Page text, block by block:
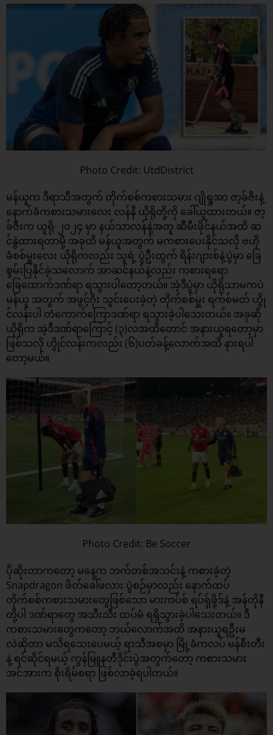
Photo Credit: UtdDistrict
မန်ယူက ဒီရာသီအတွက် တိုက်စစ်ကစားသမား ဂျိုရှုအာ ဇာ့ခ်ဇီးနဲ့
နောက်ခံကစားသမားလေး လန်နီ ယိုရိုတို့ကို ခေါ်ယူထားတယ်။ ဇာ့
ခ်ဇီးက ယူရို-၂၀၂၄ မှာ နယ်သာလန်နဲ့အတူ ဆီမီးဖိုင်နယ်အထိ ဆ
င်နွဲထားရတာမို့ အခုထိ မန်ယူအတွက် မကစားပေးနိုင်သလို ဗဟို
ခံစစ်မှူးလေး ယိုရိုကလည်း သူရဲ့ ပွဲဦးထွက် ရိန်းဂျားစ်နဲ့ပွဲမှာ ခြေ
စွမ်းပြနိုင်ခဲ့သလောက် အာဆင်နယ်နဲ့လည်း ကစားရရော
ခြေထောက်ဒဏ်ရာ ရသွားပါတော့တယ်။ အဲ့ဒီပွဲမှာ ယိုရိုသာမကပဲ
မန်ယူ အတွက် အဖွင့်ဂိုး သွင်းပေးခဲ့တဲ့ တိုက်စစ်မှူး ရက်စ်မတ် ဟွို
င်လန်းပါ တံကောက်ကြောဒဏ်ရာ ရသွားခဲ့ပါသေးတယ်။ အခုဆို
ယိုရိုက အဲ့ဒီဒဏ်ရာကြောင့် (၃)လအထိတောင် အနားယူရတော့မှာ
ဖြစ်သလို ဟွိုင်လန်းကလည်း (၆)ပတ်ခန့်လောက်အထိ နားရပါ
တော့မယ်။
Photo Credit: Be Soccer
ပိုဆိုးတာကတော့ မနေ့က ဘက်တစ်အသင်းနဲ့ ကစားခဲ့တဲ့
Snapdragon ဖိတ်ခေါ်ဖလား ပွဲစဉ်မှာလည်း နောက်ထပ်
တိုက်စစ်ကစားသမားတွေဖြစ်သော မားကပ်စ် ရပ်ရှ်ဖို့ဒ်နဲ့ အန်တိုနီ
တို့ပါ ဒဏ်ရာတွေ အသီးသီး ထပ်မံ ရရှိသွားခဲ့ပါသေးတယ်။ ဒီ
ကစားသမားတွေကတော့ ဘယ်လောက်အထိ အနားယူရဦးမ
လဲဆိုတာ မသိရသေးပေမယ့် ရာသီအစမှာ မြို့ခံကလပ် မန်စီးတီး
နဲ့ ရင်ဆိုင်ရမယ့် ကွန်မြူနတီဒိုင်းပွဲအတွက်တော့ ကစားသမား
အင်အားက စိုးရိမ်စရာ ဖြစ်လာခဲ့ရပါတယ်။